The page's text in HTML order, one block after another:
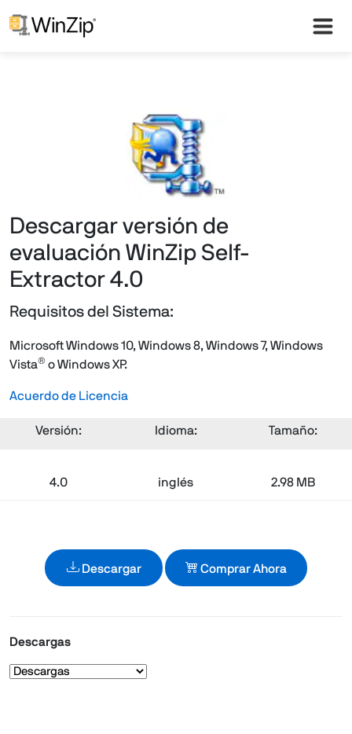
Descargar versión de
evaluación WinZip Self-
Extractor 4.0
Requisitos del Sistema:
Microsoft Windows 10, Windows 8, Windows 7, Windows
Vista® o Windows XP.
Acuerdo de Licencia
Versión: Idioma: Tamaño:
4.0 inglés 2.98 MB
Descargar Comprar Ahora
Descargas